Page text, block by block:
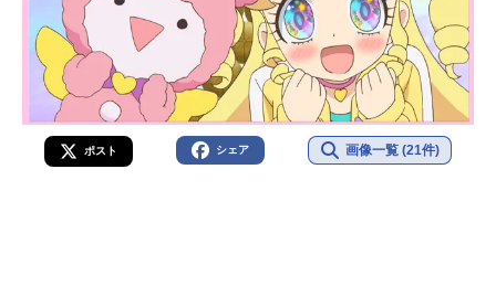
ポスト シェア 画像一覧 (21件)